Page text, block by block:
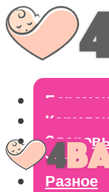
Уход
Разное